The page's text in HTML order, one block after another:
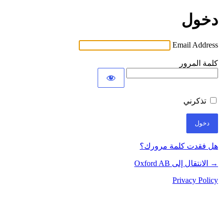
دخول
Email Address
كلمة المرور
تذكرني
هل فقدت كلمة مرورك؟
→ الانتقال إلى Oxford AB
Privacy Policy